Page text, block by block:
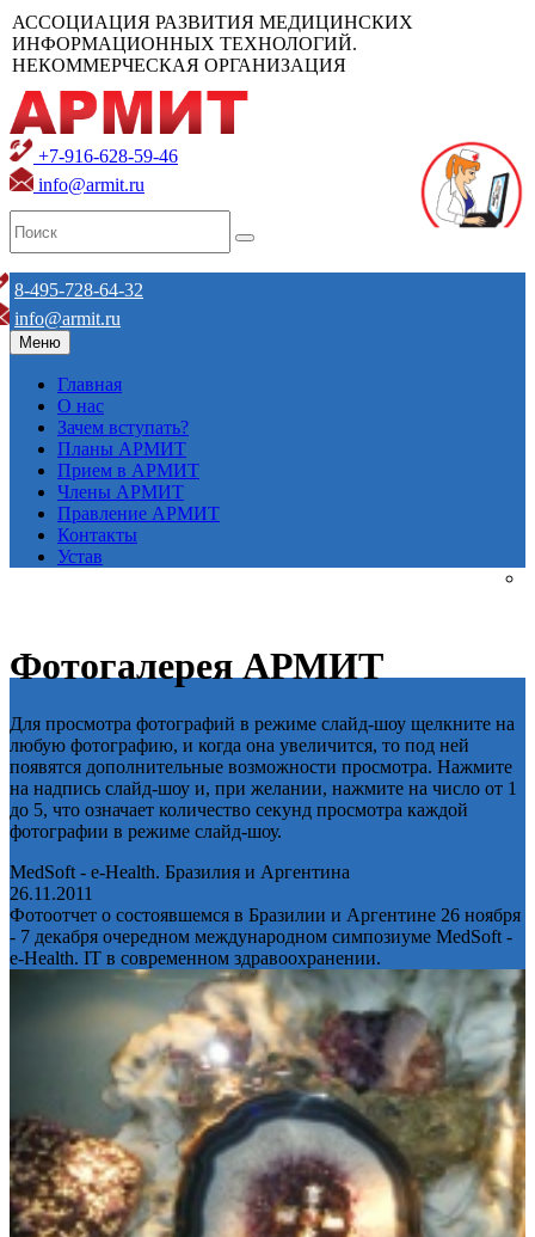
АССОЦИАЦИЯ РАЗВИТИЯ МЕДИЦИНСКИХ
ИНФОРМАЦИОННЫХ ТЕХНОЛОГИЙ.
НЕКОММЕРЧЕСКАЯ ОРГАНИЗАЦИЯ
+7-916-628-59-46
info@armit.ru
8-495-728-64-32
info@armit.ru
Меню
Главная
О нас
Зачем вступать?
Планы АРМИТ
Прием в АРМИТ
Члены АРМИТ
Правление АРМИТ
Контакты
Устав
Фотогалерея АРМИТ
Для просмотра фотографий в режиме слайд-шоу щелкните на
любую фотографию, и когда она увеличится, то под ней
появятся дополнительные возможности просмотра. Нажмите
на надпись слайд-шоу и, при желании, нажмите на число от 1
до 5, что означает количество секунд просмотра каждой
фотографии в режиме слайд-шоу.
MedSoft - e-Health. Бразилия и Аргентина
26.11.2011
Фотоотчет о состоявшемся в Бразилии и Аргентине 26 ноября
- 7 декабря очередном международном симпозиуме MedSoft -
e-Health. IT в современном здравоохранении.